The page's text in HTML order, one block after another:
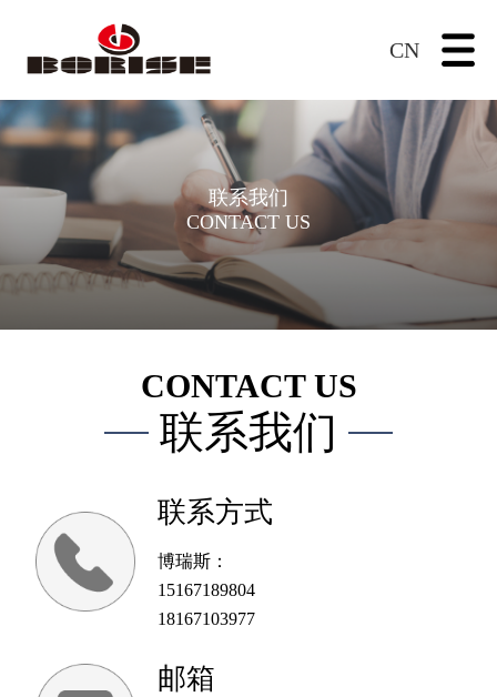
CN
联系我们
CONTACT US
CONTACT US
联系我们
联系方式
博瑞斯：
15167189804
18167103977
邮箱